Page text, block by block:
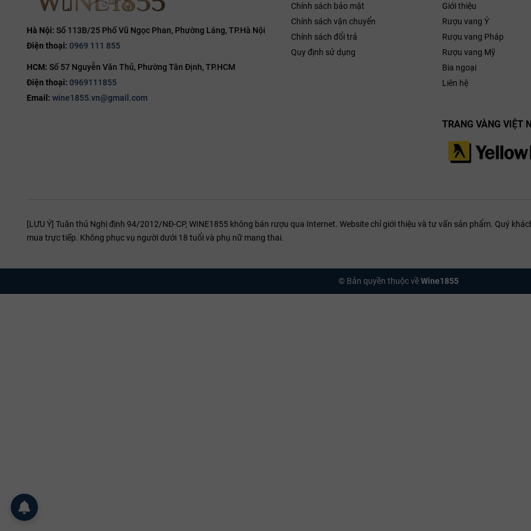
đào đen, mận chín, các loại quả
mọng đỏ cùng chút gia vị gỗ sồi
tinh tế. Vị rượu mềm mại, tannin
mượt, độ chua cân bằng và hậu vị
Saint-
Hà Nội: Số 113B/25 Phố Vũ Ngọc Phan, Phường Láng, TP.Hà Nội
Điện thoại: 0969 111 855
HCM: Số 57 Nguyễn Văn Thủ, Phường Tân Định, TP.HCM
Điện thoại: 0969111855
Email: wine1855.vn@gmail.com
Chính sách bảo mật
Chính sách vận chuyển
Chính sách đổi trả
Quy định sử dụng
Giới thiệu
Rượu vang Ý
Rượu vang Pháp
Rượu vang Mỹ
Bia ngoại
Liên hệ
TRANG VÀNG VIỆT
[LƯU Ý] Tuân thủ Nghị định 94/2012/NĐ-CP, WINE1855 không bán rượu qua Internet. Website chỉ giới thiệu và tư vấn sản phẩm. Quý
mua trực tiếp. Không phục vụ người dưới 18 tuổi và phụ nữ mang thai.
© Bản quyền thuộc vềWine1855